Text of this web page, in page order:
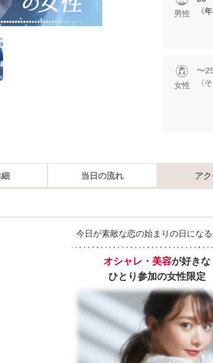
男性 〈
女性
〜
〈
当日の流れ ア
今日が素敵な恋の始まりの日にな
オシャレ・美容が好きな
ひとり参加の女性限定